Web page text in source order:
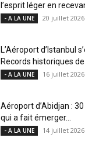
l’esprit léger en
- A LA UNE 20 juillet 2026
L’Aéroport d’Istanbul
Records historiques
- A LA UNE 16 juillet 2026
Aéroport d’Abidjan :
qui a fait émerger...
- A LA UNE 14 juillet 2026